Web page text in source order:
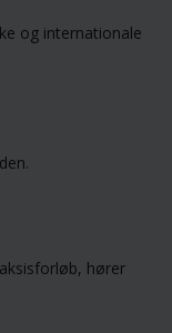
og internationale
hører